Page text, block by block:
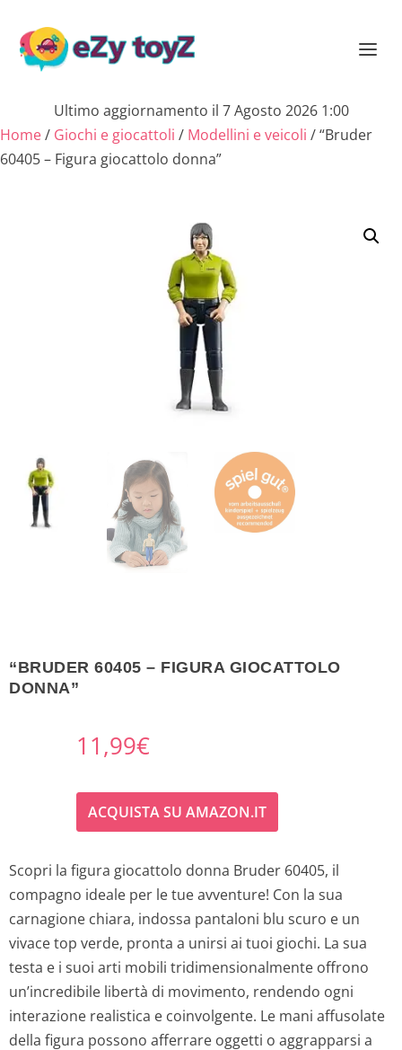
Ultimo aggiornamento il 7 Agosto 2026 1:00
Home/ Giochi e giocattoli / Modellini e veicoli / “Bruder
60405 – Figura giocattolo donna”
“BRUDER 60405 – FIGURA GIOCATTOLO
DONNA”
11,99€
ACQUISTA SU AMAZON.IT
Scopri la figura giocattolo donna Bruder 60405, il
compagno ideale per le tue avventure! Con la sua
carnagione chiara, indossa pantaloni blu scuro e un
vivace top verde, pronta a unirsi ai tuoi giochi. La sua
testa e i suoi arti mobili tridimensionalmente offrono
un’incredibile libertà di movimento, rendendo ogni
interazione realistica e coinvolgente. Le mani affusolate
della figura possono afferrare oggetti o aggrapparsi a